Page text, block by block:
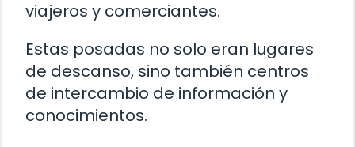
viajeros y comerciantes.
Estas posadas no solo eran lugares
de descanso, sino también centros
de intercambio de información y
conocimientos.